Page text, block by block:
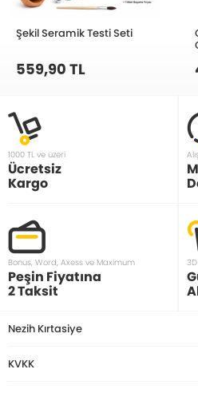
Şekil Seramik Testi Seti
559,90 TL
1000 TL ve üzeri
Ücretsiz
Kargo
Bonus, Word, Axess ve Maximum
Peşin Fiyatına
2 Taksit
Nezih Kırtasiye
KVKK